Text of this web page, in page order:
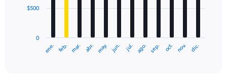
The
ene. feb. mar. abr. may. jun. jul. ago. sep. oct. nov. dic.
0
$500